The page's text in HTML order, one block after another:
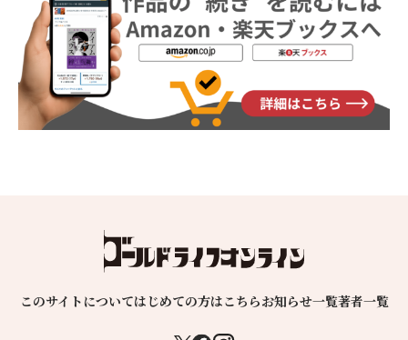
このサイトについてはじめての方はこちらお知らせ一覧著者一覧